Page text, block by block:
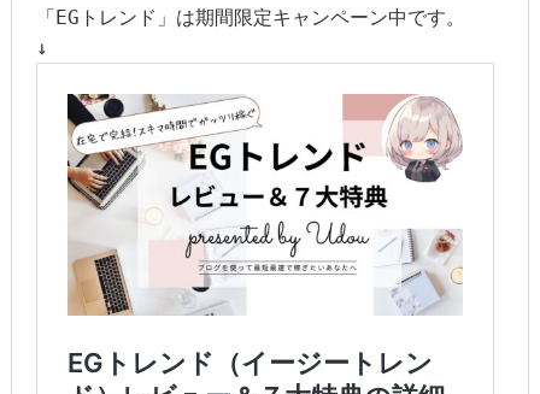
「EGトレンド」は期間限定キャンペーン中です。